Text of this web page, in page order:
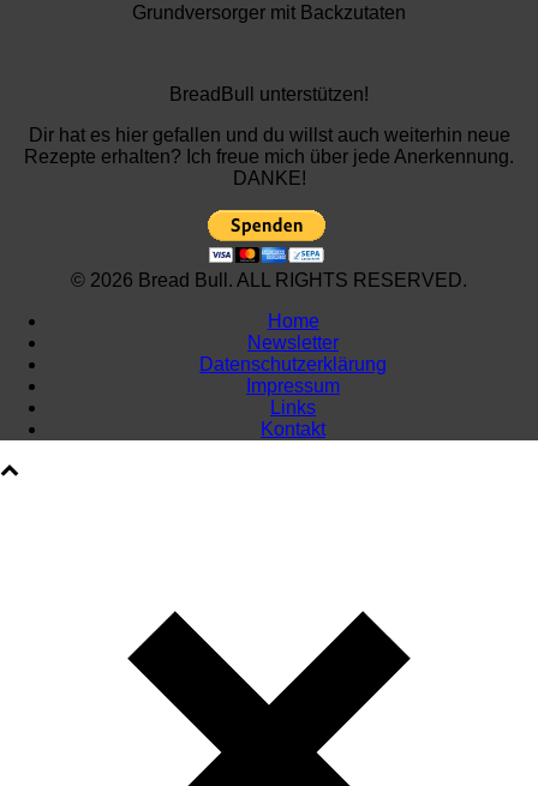
Grundversorger mit Backzutaten
BreadBull unterstützen!
Dir hat es hier gefallen und du willst auch weiterhin neue
Rezepte erhalten? Ich freue mich über jede Anerkennung.
DANKE!
© 2026 Bread Bull. ALL RIGHTS RESERVED.
Home
Newsletter
Datenschutzerklärung
Impressum
Links
Kontakt